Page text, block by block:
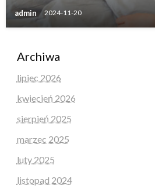
admin 2024-11-20
Archiwa
lipiec 2026
kwiecień 2026
sierpień 2025
marzec 2025
luty 2025
listopad 2024